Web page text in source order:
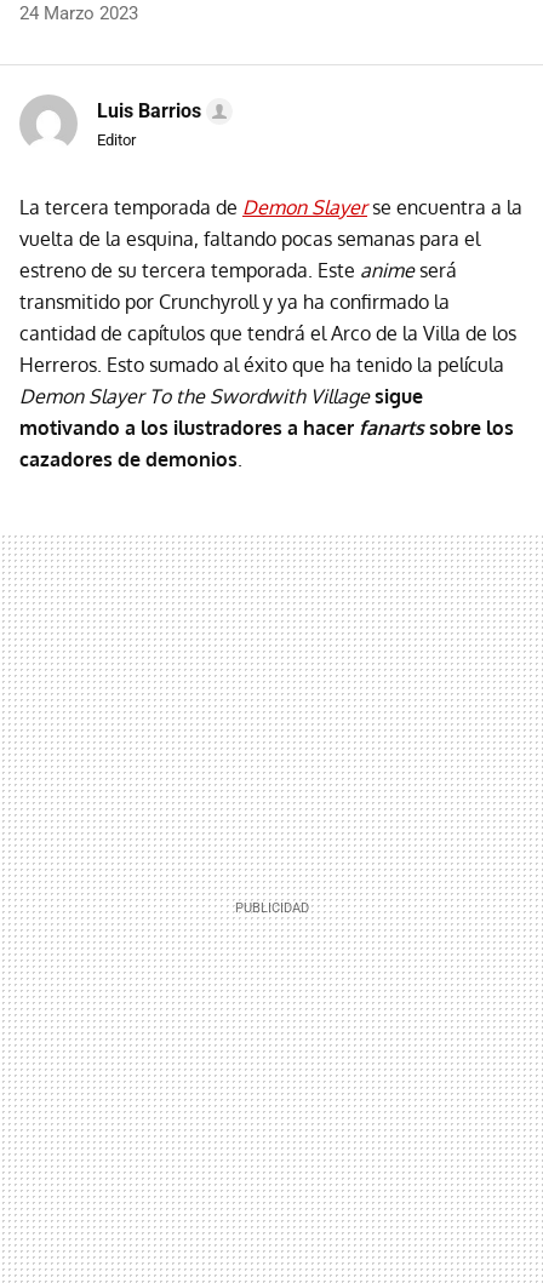
24 Marzo 2023
Luis Barrios
Editor
La tercera temporada de Demon Slayerse encuentra a la
vuelta de la esquina, faltando pocas semanas para el
estreno de su tercera temporada. Este animeserá
transmitido por Crunchyroll y ya ha confirmado la
cantidad de capítulos que tendrá el Arco de la Villa de los
Herreros. Esto sumado al éxito que ha tenido la película
Demon Slayer To the Swordwith Village sigue
motivando a los ilustradores a hacer fanartssobre los
cazadores de demonios